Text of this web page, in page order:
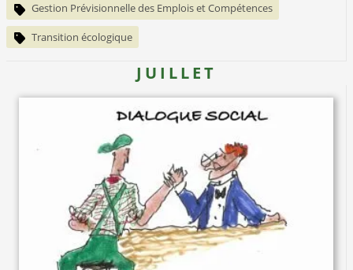
Gestion Prévisionnelle des Emplois et Compétences
Transition écologique
JUILLET